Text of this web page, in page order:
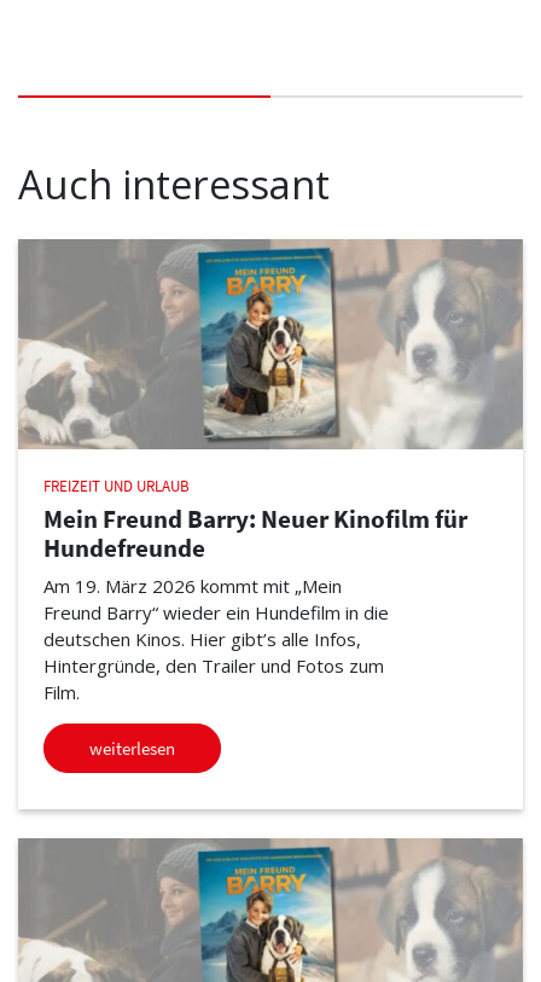
Auch interessant
FREIZEIT UND URLAUB
Mein Freund Barry: Neuer Kinofilm für
Hundefreunde
Am 19. März 2026 kommt mit „Mein
Freund Barry“ wieder ein Hundefilm in die
deutschen Kinos. Hier gibt’s alle Infos,
Hintergründe, den Trailer und Fotos zum
Film.
weiterlesen